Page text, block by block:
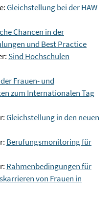
Gleichstellung bei der HAW
Chancen in der
und Best Practice
Sind Hochschulen
Frauen- und
zum Internationalen Tag
Gleichstellung in den neuen
Berufungsmonitoring für
Rahmenbedingungen für
von Frauen in